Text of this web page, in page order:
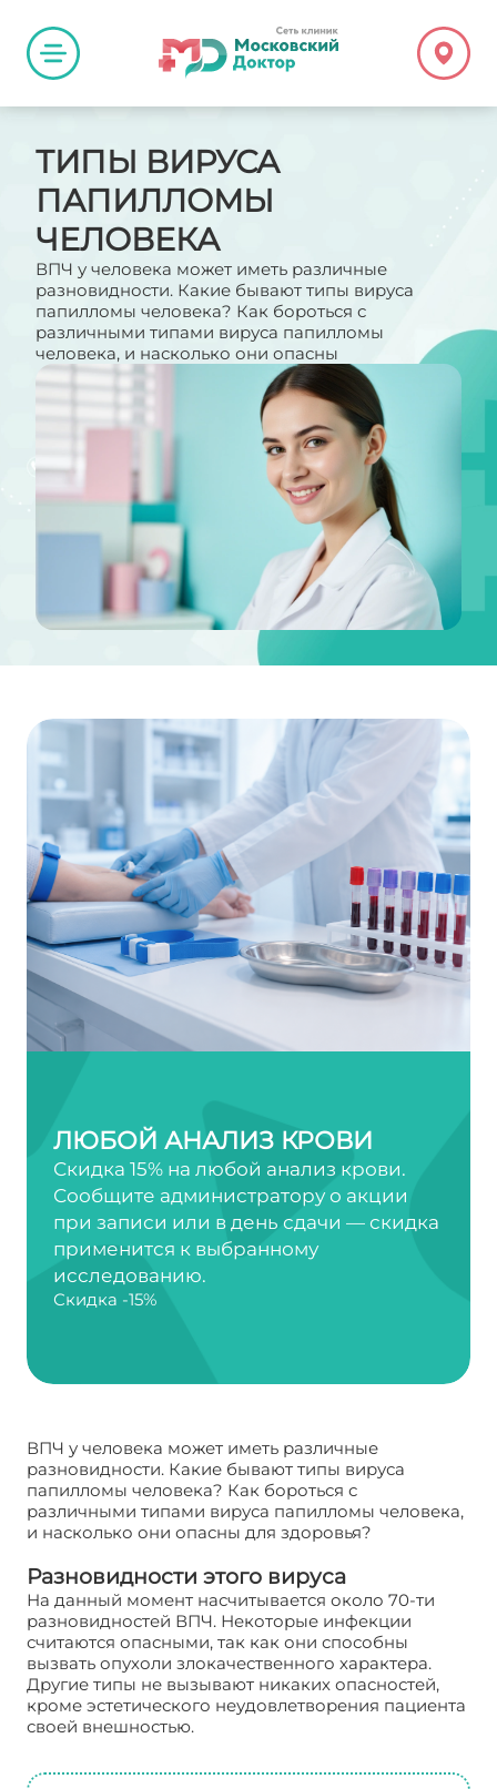
ТИПЫ ВИРУСА
ПАПИЛЛОМЫ
ЧЕЛОВЕКА
ВПЧ у человека может иметь различные
разновидности. Какие бывают типы вируса
папилломы человека? Как бороться с
различными типами вируса папилломы
человека, и насколько они опасны
ЛЮБОЙ АНАЛИЗ КРОВИ
Скидка 15% на любой анализ крови.
Сообщите администратору о акции
при записи или в день сдачи — скидка
применится к выбранному
исследованию.
Скидка -15%
ВПЧ у человека может иметь различные
разновидности. Какие бывают типы вируса
папилломы человека? Как бороться с
различными типами вируса папилломы человека,
и насколько они опасны для здоровья?
Разновидности этого вируса
На данный момент насчитывается около 70-ти
разновидностей ВПЧ. Некоторые инфекции
считаются опасными, так как они способны
вызвать опухоли злокачественного характера.
Другие типы не вызывают никаких опасностей,
кроме эстетического неудовлетворения пациента
своей внешностью.